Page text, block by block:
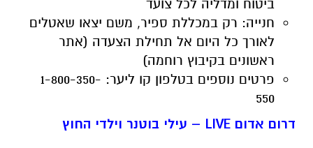
פרטים נוספים
550
דרום אדום LIVE – עילי בוטנר וילדי החוץ
עילי בוטנר וילדי החוץ במופע חדש, “טיפות”, עם
שלל הלהיטים המוכרים לצד כמה ביצועי בכורה.